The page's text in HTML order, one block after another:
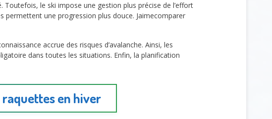
le ski impose une gestion plus précise de l’effort
permettent une progression plus douce. Jaimecomparer
accrue des risques d’avalanche. Ainsi, les
dans toutes les situations. Enfin, la planification
raquettes en hiver